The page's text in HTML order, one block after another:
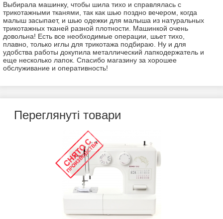
Выбирала машинку, чтобы шила тихо и справлялась с
трикотажными тканями, так как шью поздно вечером, когда
малыш засыпает, и шью одежки для малыша из натуральных
трикотажных тканей разной плотности. Машинкой очень
довольна! Есть все необходимые операции, шьет тихо,
плавно, только иглы для трикотажа подбираю. Ну и для
удобства работы докупила металлический лапкодержатель и
еще несколько лапок. Спасибо магазину за хорошее
обслуживание и оперативность!
Відповісти
Оптимальний варіант, шила трикотаж - піддається! Налагодила
самотужки. Штир з лапкою вирівняла і швидкість педалі
зменшила. Зручно.
Тихий хід, якість строчок, економний двигун 40 W,
Переглянуті товари